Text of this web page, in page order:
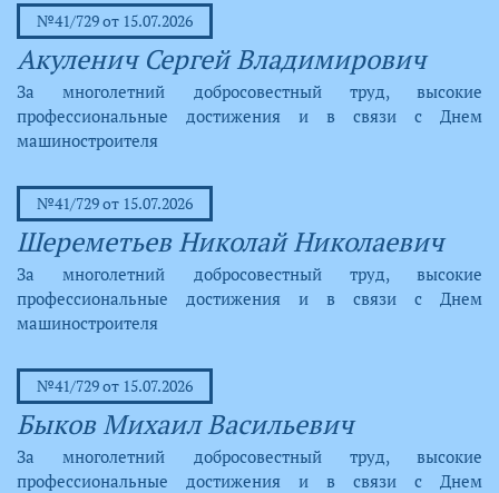
№41/729 от 15.07.2026
Акуленич Сергей Владимирович
За многолетний добросовестный труд, высокие
профессиональные достижения и в связи с Днем
машиностроителя
№41/729 от 15.07.2026
Шереметьев Николай Николаевич
За многолетний добросовестный труд, высокие
профессиональные достижения и в связи с Днем
машиностроителя
№41/729 от 15.07.2026
Быков Михаил Васильевич
За многолетний добросовестный труд, высокие
профессиональные достижения и в связи с Днем